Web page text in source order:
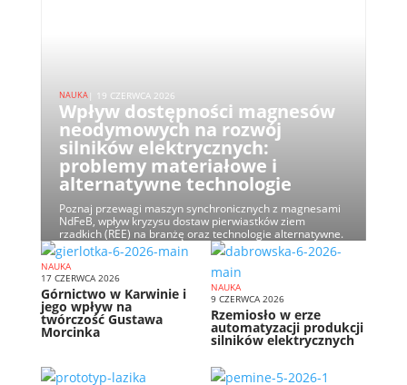
NAUKA| 19 CZERWCA 2026
Wpływ dostępności magnesów
neodymowych na rozwój
silników elektrycznych:
problemy materiałowe i
alternatywne technologie
Poznaj przewagi maszyn synchronicznych z magnesami
NdFeB, wpływ kryzysu dostaw pierwiastków ziem
rzadkich (REE) na branżę oraz technologie alternatywne.
NAUKA
17 CZERWCA 2026
Górnictwo w Karwinie i
jego wpływ na
twórczość Gustawa
Morcinka
NAUKA
9 CZERWCA 2026
Rzemiosło w erze
automatyzacji produkcji
silników elektrycznych